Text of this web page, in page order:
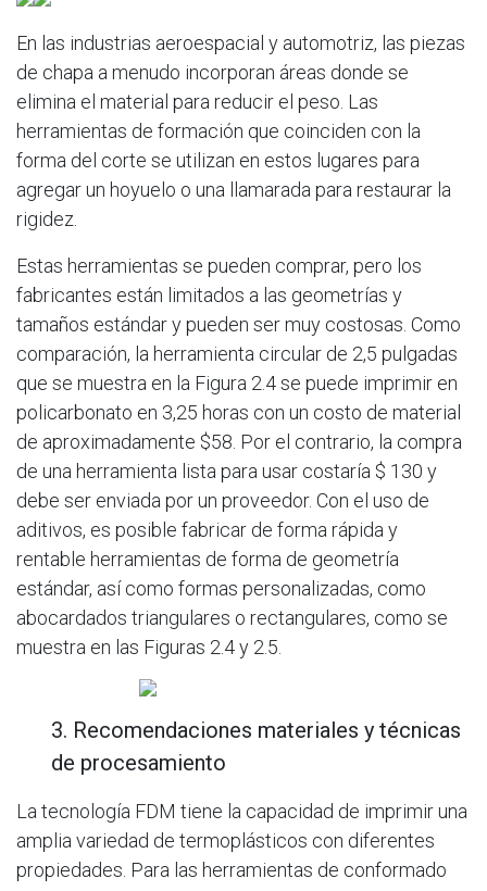
En las industrias aeroespacial y automotriz, las piezas
de chapa a menudo incorporan áreas donde se
elimina el material para reducir el peso. Las
herramientas de formación que coinciden con la
forma del corte se utilizan en estos lugares para
agregar un hoyuelo o una llamarada para restaurar la
rigidez.
Estas herramientas se pueden comprar, pero los
fabricantes están limitados a las geometrías y
tamaños estándar y pueden ser muy costosas. Como
comparación, la herramienta circular de 2,5 pulgadas
que se muestra en la Figura 2.­4 se puede imprimir en
policarbonato en 3,25 horas con un costo de material
de aproximadamente $58. Por el contrario, la compra
de una herramienta lista para usar costaría $ 130 y
debe ser enviada por un proveedor. Con el uso de
aditivos, es posible fabricar de forma rápida y
rentable herramientas de forma de geometría
estándar, así como formas personalizadas, como
abocardados triangulares o rectangulares, como se
muestra en las Figuras 2­.4 y 2.­5.
3. Recomendaciones materiales y técnicas
de procesamiento
La tecnología FDM tiene la capacidad de imprimir una
amplia variedad de termoplásticos con diferentes
propiedades. Para las herramientas de conformado